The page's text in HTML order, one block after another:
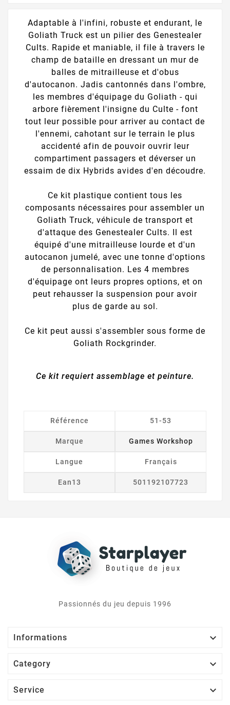
Adaptable à l'infini, robuste et endurant, le
Goliath Truck est un pilier des Genestealer
Cults. Rapide et maniable, il file à travers le
champ de bataille en dressant un mur de
balles de mitrailleuse et d'obus
d'autocanon. Jadis cantonnés dans l'ombre,
les membres d'équipage du Goliath - qui
arbore fièrement l'insigne du Culte - font
tout leur possible pour arriver au contact de
l'ennemi, cahotant sur le terrain le plus
accidenté afin de pouvoir ouvrir leur
compartiment passagers et déverser un
essaim de dix Hybrids avides d'en découdre.
Ce kit plastique contient tous les
composants nécessaires pour assembler un
Goliath Truck, véhicule de transport et
d'attaque des Genestealer Cults. Il est
équipé d'une mitrailleuse lourde et d'un
autocanon jumelé, avec une tonne d'options
de personnalisation. Les 4 membres
d'équipage ont leurs propres options, et on
peut rehausser la suspension pour avoir
plus de garde au sol.
Ce kit peut aussi s'assembler sous forme de
Goliath Rockgrinder.
Ce kit requiert assemblage et peinture.
Référence 51-53
Marque Games Workshop
Langue Français
Ean13 501192107723
Passionnés du jeu depuis 1996
Informations 
Category 
Service 